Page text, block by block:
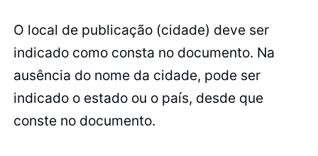
O local de publicação (cidade) deve ser
indicado como consta no documento. Na
ausência do nome da cidade, pode ser
indicado o estado ou o país, desde que
conste no documento.